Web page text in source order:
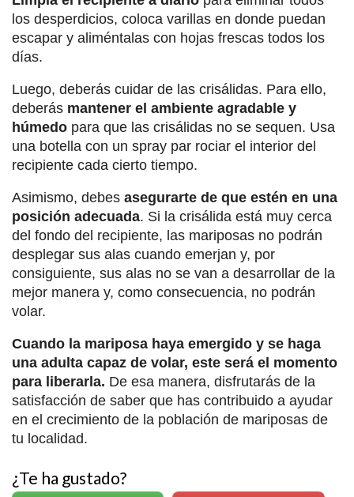
los desperdicios, coloca varillas en donde puedan
escapar y aliméntalas con hojas frescas todos los
días.
Luego, deberás cuidar de las crisálidas. Para ello,
deberás mantener el ambiente agradable y
húmedo para que las crisálidas no se sequen. Usa
una botella con un spray par rociar el interior del
recipiente cada cierto tiempo.
Asimismo, debes asegurarte de que estén en una
posición adecuada. Si la crisálida está muy cerca
del fondo del recipiente, las mariposas no podrán
desplegar sus alas cuando emerjan y, por
consiguiente, sus alas no se van a desarrollar de la
mejor manera y, como consecuencia, no podrán
volar.
Cuando la mariposa haya emergido y se haga
una adulta capaz de volar, este será el momento
para liberarla. De esa manera, disfrutarás de la
satisfacción de saber que has contribuido a ayudar
en el crecimiento de la población de mariposas de
tu localidad.
¿Te ha gustado?